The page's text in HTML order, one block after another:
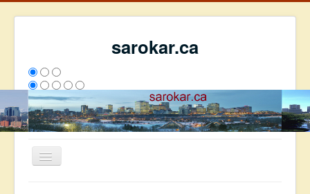
sarokar.ca
Toggle